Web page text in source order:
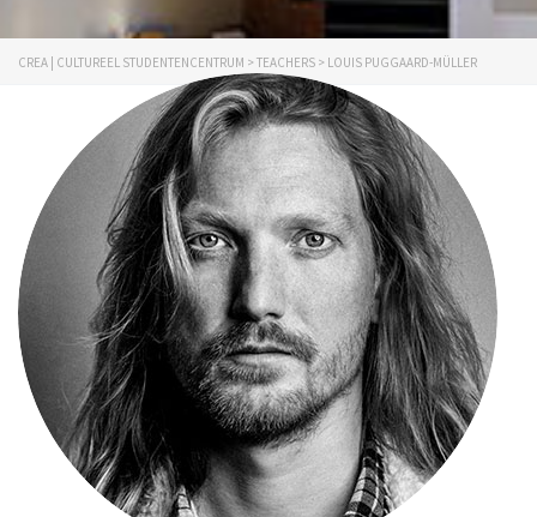
CREA | CULTUREEL STUDENTENCENTRUM > TEACHERS > LOUIS PUGGAARD-MÜLLER